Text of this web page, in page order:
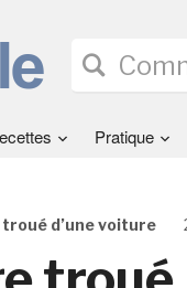
Pratique
d’une voiture